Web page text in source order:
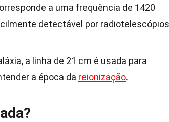
a uma frequência de 1420
detectável por
a linha de 21 cm é usada para
a época da reionização.